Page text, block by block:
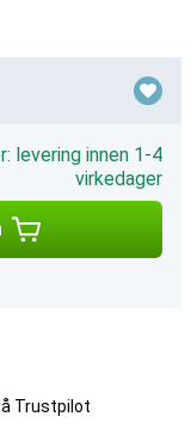
levering innen 1-4
virkedager
Trustpilot